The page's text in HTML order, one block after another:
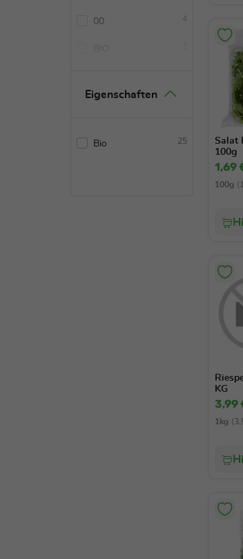
00 4
Eigenschaften
Bio 25
Salat
100g
1,69
100g
KG
3,99
1kg